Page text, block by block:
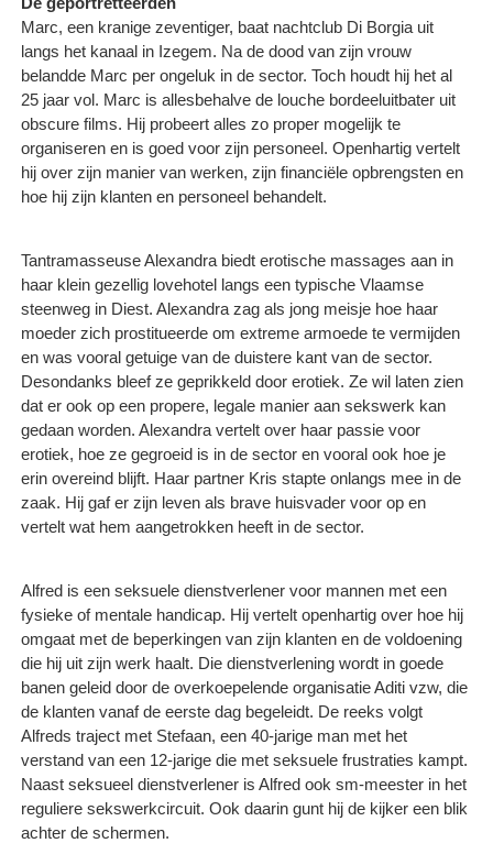
Marc, een kranige zeventiger, baat nachtclub Di Borgia uit
langs het kanaal in Izegem. Na de dood van zijn vrouw
belandde Marc per ongeluk in de sector. Toch houdt hij het al
25 jaar vol. Marc is allesbehalve de louche bordeeluitbater uit
obscure films. Hij probeert alles zo proper mogelijk te
organiseren en is goed voor zijn personeel. Openhartig vertelt
hij over zijn manier van werken, zijn financiële opbrengsten en
hoe hij zijn klanten en personeel behandelt.
Tantramasseuse Alexandra biedt erotische massages aan in
haar klein gezellig lovehotel langs een typische Vlaamse
steenweg in Diest. Alexandra zag als jong meisje hoe haar
moeder zich prostitueerde om extreme armoede te vermijden
en was vooral getuige van de duistere kant van de sector.
Desondanks bleef ze geprikkeld door erotiek. Ze wil laten zien
dat er ook op een propere, legale manier aan sekswerk kan
gedaan worden. Alexandra vertelt over haar passie voor
erotiek, hoe ze gegroeid is in de sector en vooral ook hoe je
erin overeind blijft. Haar partner Kris stapte onlangs mee in de
zaak. Hij gaf er zijn leven als brave huisvader voor op en
vertelt wat hem aangetrokken heeft in de sector.
Alfred is een seksuele dienstverlener voor mannen met een
fysieke of mentale handicap. Hij vertelt openhartig over hoe hij
omgaat met de beperkingen van zijn klanten en de voldoening
die hij uit zijn werk haalt. Die dienstverlening wordt in goede
banen geleid door de overkoepelende organisatie Aditi vzw, die
de klanten vanaf de eerste dag begeleidt. De reeks volgt
Alfreds traject met Stefaan, een 40-jarige man met het
verstand van een 12-jarige die met seksuele frustraties kampt.
Naast seksueel dienstverlener is Alfred ook sm-meester in het
reguliere sekswerkcircuit. Ook daarin gunt hij de kijker een blik
achter de schermen.